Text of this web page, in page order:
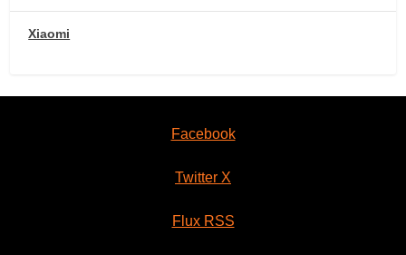
Xiaomi
Facebook
Twitter X
Flux RSS